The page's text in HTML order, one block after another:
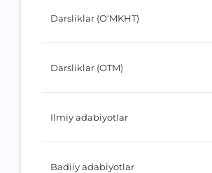
Darsliklar (O‘MKHT)
Darsliklar (OTM)
Ilmiy adabiyotlar
Badiiy adabiyotlar